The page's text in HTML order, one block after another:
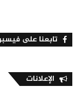
تابعنا على
الإعلانات